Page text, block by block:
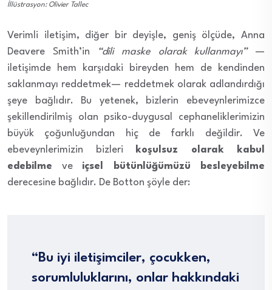
İllüstrasyon: Olivier Tallec
Verimli iletişim, diğer bir deyişle, geniş ölçüde, Anna
Deavere Smith’in
“dili maske olarak kullanmayı”—
iletişimde hem karşıdaki bireyden hem de kendinden
saklanmayı reddetmek— reddetmek olarak adlandırdığı
şeye bağlıdır. Bu yetenek, bizlerin ebeveynlerimizce
şekillendirilmiş olan psiko-duygusal cephaneliklerimizin
büyük çoğunluğundan hiç de farklı değildir. Ve
ebeveynlerimizin bizleri
koşulsuz olarak kabul
edebilme ve içsel bütünlüğümüzü besleyebilme
derecesine bağlıdır. De Botton şöyle der:
“Bu iyi iletişimciler, çocukken,
sorumluluklarını, onlar hakkındaki